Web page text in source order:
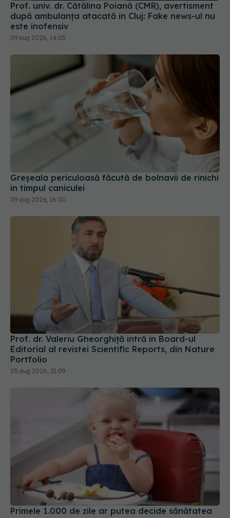
Prof. univ. dr. Cătălina Poiană (CMR), avertisment
după ambulanța atacată în Cluj: Fake news-ul nu
este inofensiv
09 aug 2026, 14:05
Greșeala periculoasă făcută de bolnavii de rinichi
în timpul caniculei
09 aug 2026, 16:00
Prof. dr. Valeriu Gheorghiță intră în Board-ul
Editorial al revistei Scientific Reports, din Nature
Portfolio
05 aug 2026, 21:09
Primele 1.000 de zile ar putea decide sănătatea